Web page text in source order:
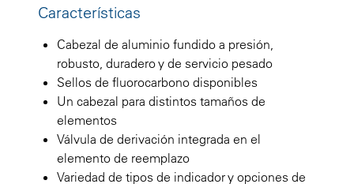
Características
Cabezal de aluminio fundido a presión,
robusto, duradero y de servicio pesado
Sellos de fluorocarbono disponibles
Un cabezal para distintos tamaños de
elementos
Válvula de derivación integrada en el
elemento de reemplazo
Variedad de tipos de indicador y opciones de